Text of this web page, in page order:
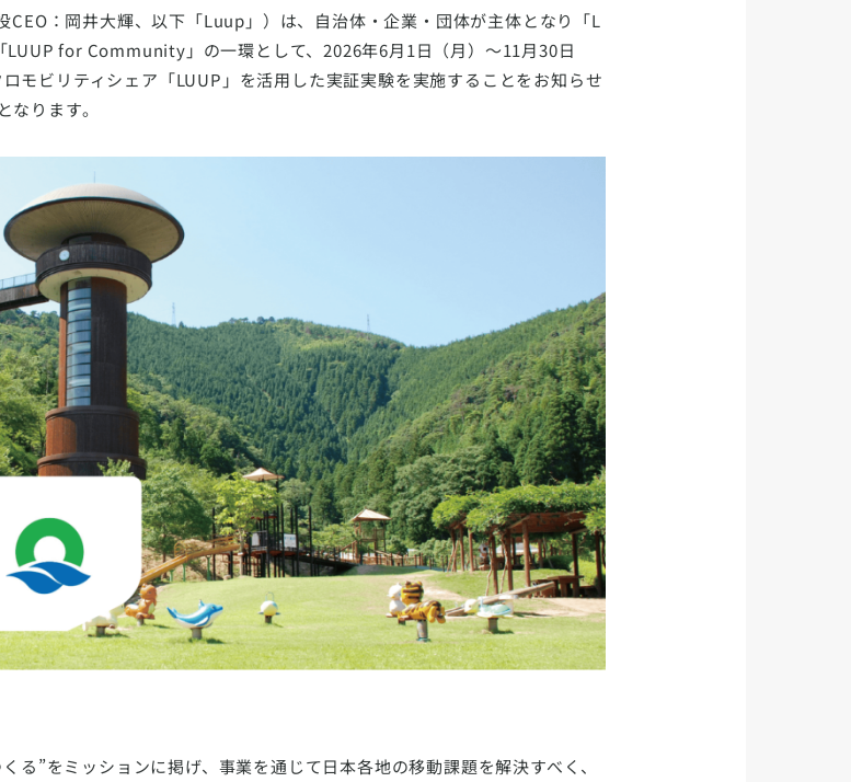
：岡井大輝、以下「Luup」）は、自治体・企業・団体が主体となり「L
for Community」の一環として、2026年6月1日（月）～11月30日
モビリティシェア「LUUP」を活用した実証実験を実施することをお知らせ
ります。
る”をミッションに掲げ、事業を通じて日本各地の移動課題を解決すべく、